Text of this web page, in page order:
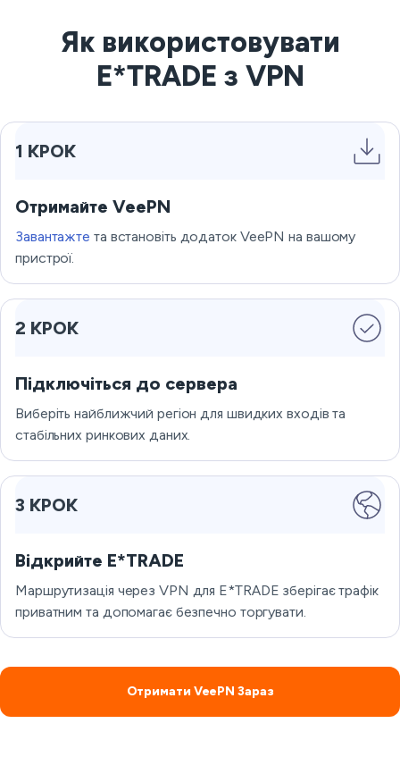
Як використовувати
E*TRADE з VPN
1 КРОК
Отримайте VeePN
Завантажте та встановіть додаток VeePN на вашому
пристрої.
2 КРОК
Підключіться до сервера
Виберіть найближчий регіон для швидких входів та
стабільних ринкових даних.
3 КРОК
Відкрийте E*TRADE
Маршрутизація через VPN для E*TRADE зберігає трафік
приватним та допомагає безпечно торгувати.
Отримати VeePN Зараз